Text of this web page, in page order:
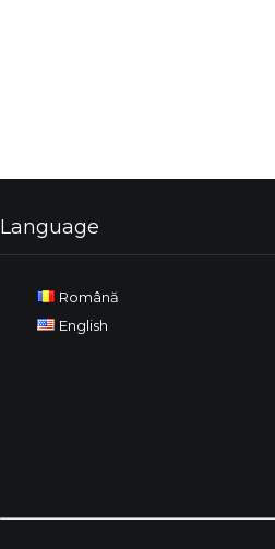
Language
Română
English